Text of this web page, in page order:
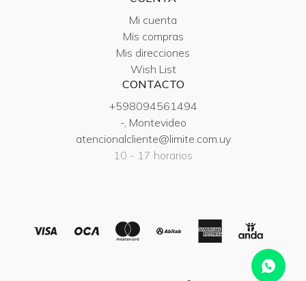
Mi cuenta
Mis compras
Mis direcciones
Wish List
CONTACTO
+598094561494
-, Montevideo
atencionalcliente@limite.com.uy
10 - 17 horarios